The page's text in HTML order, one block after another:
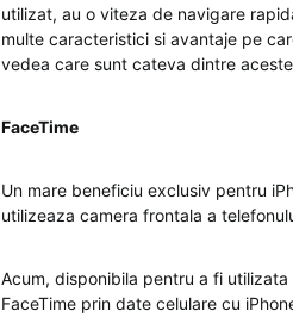
utilizat, au o viteza de navigare
multe caracteristici si avantaje pe
vedea care sunt cateva dintre
FaceTime
Un mare beneficiu exclusiv pentru
utilizeaza camera frontala a
Acum, disponibila pentru a fi
FaceTime prin date celulare cu